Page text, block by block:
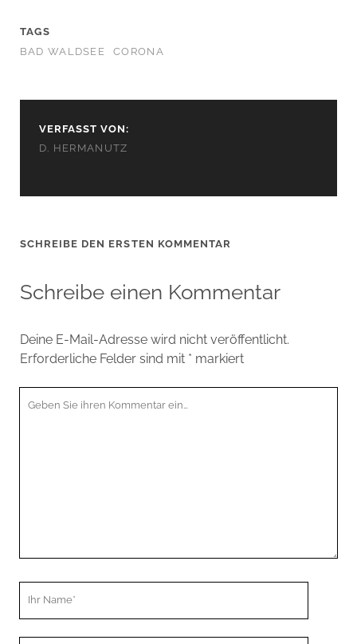
TAGS
BAD WALDSEE
CORONA
VERFASST VON:
D. HERMANUTZ
SCHREIBE DEN ERSTEN KOMMENTAR
Schreibe einen Kommentar
Deine E-Mail-Adresse wird nicht veröffentlicht.
Erforderliche Felder sind mit * markiert